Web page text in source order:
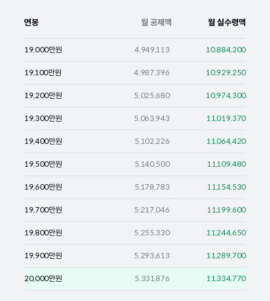
연봉 월 공제액 월 실수령액
19,000만원 4,949,113 10,884,200
19,100만원 4,987,396 10,929,250
19,200만원 5,025,680 10,974,300
19,300만원 5,063,943 11,019,370
19,400만원 5,102,226 11,064,420
19,500만원 5,140,500 11,109,480
19,600만원 5,178,783 11,154,530
19,700만원 5,217,046 11,199,600
19,800만원 5,255,330 11,244,650
19,900만원 5,293,613 11,289,700
20,000만원 5,331,876 11,334,770